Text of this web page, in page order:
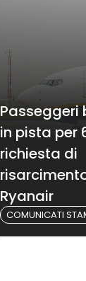
Passeggeri
in pista per
richiesta di
Ryanair
COMUNICATI